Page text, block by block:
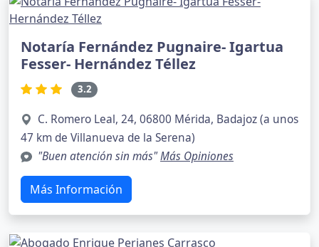
Notaría Fernández Pugnaire- Igartua
Fesser- Hernández Téllez
3.2
C. Romero Leal, 24, 06800 Mérida, Badajoz (a unos
47 km de Villanueva de la Serena)
"Buen atención sin más"Más Opiniones
Más Información